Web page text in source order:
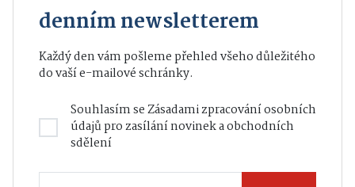
denním newsletterem
Každý den vám pošleme přehled všeho důležitého
do vaší e-mailové schránky.
Souhlasím seZásadami zpracování osobních
údajůpro zasílání novinek a obchodních
sdělení